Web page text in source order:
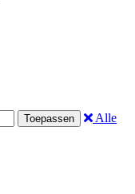
Toepassen
Alle